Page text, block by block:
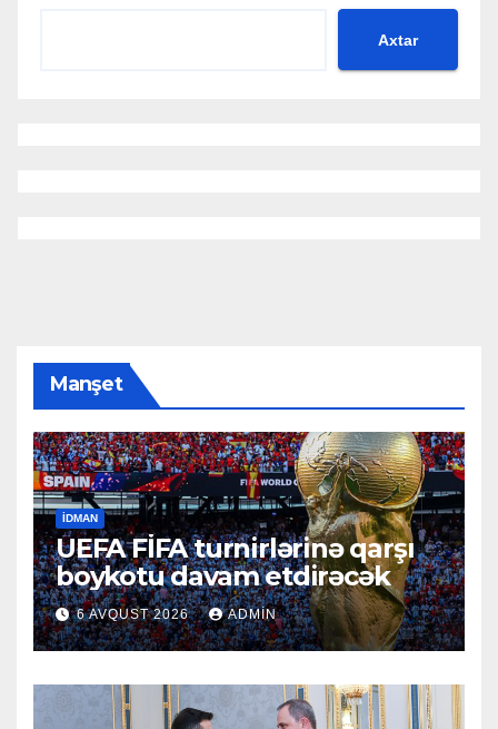
Axtar
Manşet
İDMAN
UEFA FİFA turnirlərinə qarşı
boykotu davam etdirəcək
6 AVQUST 2026 ADMIN